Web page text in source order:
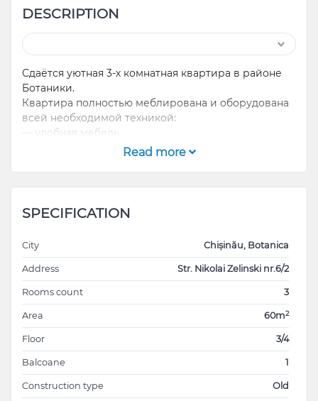
DESCRIPTION
Сдаётся уютная 3-х комнатная квартира в районе
Ботаники.
Квартира полностью меблирована и оборудована
всей необходимой техникой:
— удобная мебель,
— стиральная машина,
— кухня с посудой и техникой.
Рядом магазины, остановки, парки
Цена: 750 евро в месяц + коммунальные услуги.
Адрес: ул. Николае Зиленски 6/2
WhatsApp: +37361123527
Read more
SPECIFICATION
City Chișinău, Botanica
Address Str. Nikolai Zelinski nr.6/2
Rooms count 3
Area 60m2
Floor 3/4
Balcoane 1
Construction type Old